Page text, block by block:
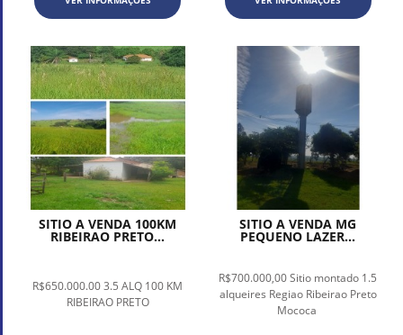
SITIO A VENDA 100KM
RIBEIRAO PRETO...
R$650.000.00 3.5 ALQ 100 KM
RIBEIRAO PRETO
SITIO A VENDA MG
PEQUENO LAZER...
R$700.000,00 Sitio montado 1.5
alqueires Regiao Ribeirao Preto
Mococa